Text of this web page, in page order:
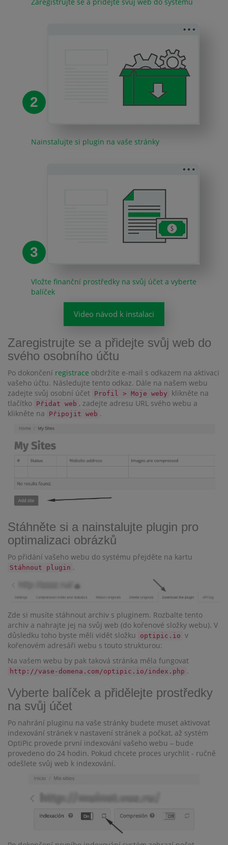
2
Nainstalujte si plugin na vaše stránky
3
Vložte finanční prostředky na svůj účet a vyberte
balíček
Video návod k instalaci
Zaregistrujte se a přidejte svůj web do
svého osobního účtu
Po dokončení registrace obdržíte e-mail s odkazem na aktivaci
vašeho účtu. Následujte tento odkaz. Dále na našem webu
zadejte svůj osobní účet Profil > Moje weby
klikněte na
tlačítko Přidat web , zadejte adresu URL svého webu a
klikněte na
Připojit web .
Stáhněte si a nainstalujte plugin pro
optimalizaci obrázků
Po přidání vašeho webu do systému přejděte na kartu
Stáhnout plugin .
Zde si musíte stáhnout archiv s pluginem. Rozbalte tento
archiv a nahrajte jej na svůj web (do kořenové složky webu). V
důsledku toho byste měli vidět složku
optipic.io v
kořenovém adresáři webu s touto strukturou:
Na vašem webu by pak taková stránka měla fungovat
http://vase-domena.com/optipic.io/index.php .
Vyberte balíček a přidělejte prostředky
na svůj účet
Po nahrání pluginu na vaše stránky budete muset aktivovat
indexování stránek v nastavení stránek a počkat, až systém
OptiPic provede první indexování vašeho webu – bude
provedeno do 24 hodin. Pokud chcete proces urychlit - ručně
odešlete svůj web k indexování.